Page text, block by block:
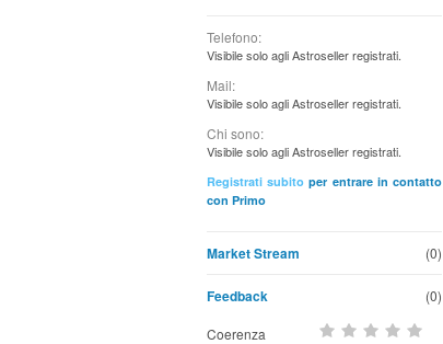
Telefono:
Visibile solo agli Astroseller registrati.
Mail:
Visibile solo agli Astroseller registrati.
Chi sono:
Visibile solo agli Astroseller registrati.
Registrati subito per entrare in contatto
con Primo
(0)
Market Stream
Feedback (0)
Coerenza